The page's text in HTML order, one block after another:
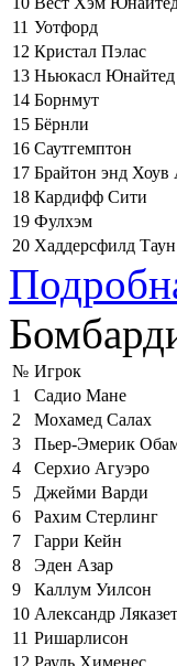
11 Уотфорд
12 Кристал Пэлас
13 Ньюкасл Юнайтед
14 Борнмут
15 Бёрнли
16 Саутгемптон
17 Брайтон энд Хоув
18 Кардифф Сити
19 Фулхэм
20 Хаддерсфилд Таун
№ Игрок
1
Садио Мане
2
Мохамед Салах
3
Пьер-Эмерик
4
Серхио Агуэро
5
Джейми Варди
6
Рахим Стерлинг
7
Гарри Кейн
8
Эден Азар
9
Каллум Уилсон
10 Александр
11 Ришарлисон
12 Рауль Хименес